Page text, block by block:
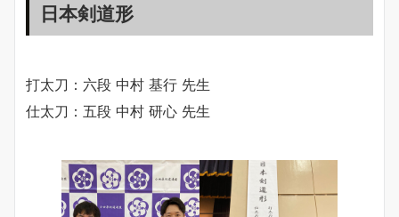
日本剣道形
打太刀：六段 中村 基行 先生
仕太刀：五段 中村 研心 先生